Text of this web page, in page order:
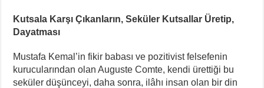
Kutsala Karşı Çıkanların, Seküler Kutsallar Üretip,
Dayatması
Mustafa Kemal’in fikir babası ve pozitivist felsefenin
kurucularından olan Auguste Comte, kendi ürettiği bu
seküler düşünceyi, daha sonra, ilâhı insan olan bir din